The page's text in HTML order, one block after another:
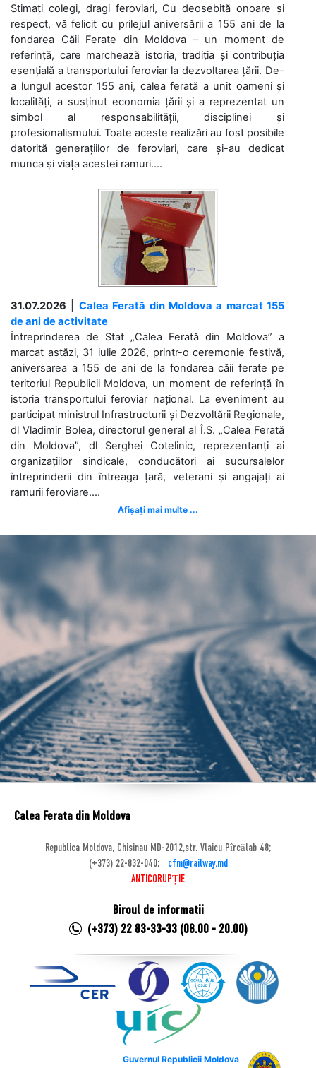
Stimați colegi, dragi feroviari, Cu deosebită onoare și
respect, vă felicit cu prilejul aniversării a 155 ani de la
fondarea Căii Ferate din Moldova – un moment de
referință, care marchează istoria, tradiția și contribuția
esențială a transportului feroviar la dezvoltarea țării. De-
a lungul acestor 155 ani, calea ferată a unit oameni și
localități, a susținut economia țării și a reprezentat un
simbol al responsabilității, disciplinei și
profesionalismului. Toate aceste realizări au fost posibile
datorită generațiilor de feroviari, care și-au dedicat
munca și viața acestei ramuri....
31.07.2026
Calea Ferată din Moldova a marcat 155
de ani de activitate
Întreprinderea de Stat „Calea Ferată din Moldova” a
marcat astăzi, 31 iulie 2026, printr-o ceremonie festivă,
aniversarea a 155 de ani de la fondarea căii ferate pe
teritoriul Republicii Moldova, un moment de referință în
istoria transportului feroviar național. La eveniment au
participat ministrul Infrastructurii și Dezvoltării Regionale,
dl Vladimir Bolea, directorul general al Î.S. „Calea Ferată
din Moldova”, dl Serghei Cotelinic, reprezentanți ai
organizațiilor sindicale, conducători ai sucursalelor
întreprinderii din întreaga țară, veterani și angajați ai
ramurii feroviare....
Afișați mai multe ...
Calea Ferata din Moldova
Republica Moldova, Chisinau MD-2012,str. Vlaicu Pîrcălab 48;
(+373) 22-832-040;
cfm@railway.md
ANTICORUPȚIE
Biroul de informatii
(+373) 22 83-33-33 (08.00 - 20.00)
Guvernul Republicii Moldova